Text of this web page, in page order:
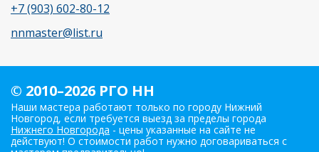
+7 (903) 602-80-12
nnmaster@list.ru
© 2010–2026 РГО НН
Наши мастера работают только по городу Нижний
Новгород, если требуется выезд за пределы города
Нижнего Новгорода - цены указанные на сайте не
действуют! О стоимости работ нужно договариваться с